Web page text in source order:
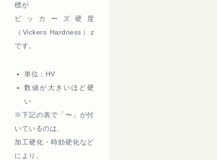
標が
ビッカーズ硬度
（Vickers Hardness）z
です。
単位：HV
数値が大きいほど硬
い
※下記の表で「〜」が付
いているのは、
加工硬化・時効硬化など
により、